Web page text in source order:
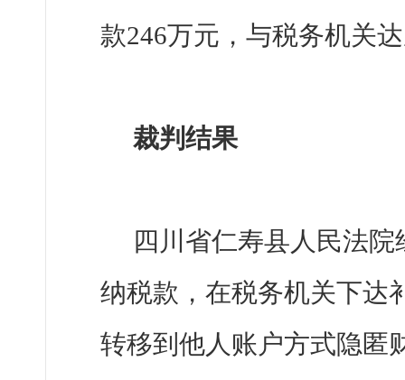
款246万元，与税务机关
裁判结果
四川省仁寿县人民法
纳税款，在税务机关下达
转移到他人账户方式隐匿